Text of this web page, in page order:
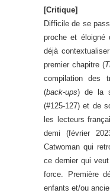
[Critique]
Difficile de se
proche et éloigné
déjà
premier chapitre (
compilation des
(back-ups) de la
(#125-127) et de
les lecteurs
demi (février
Catwoman qui
ce dernier qui
force. Première
enfants et/ou